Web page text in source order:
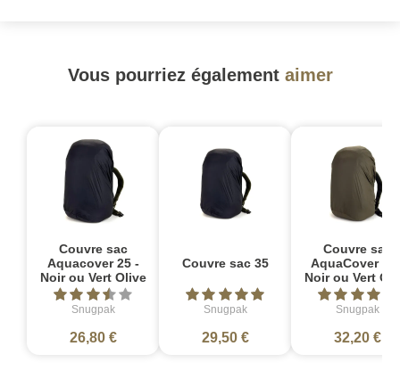
Vous pourriez également aimer
Couvre sac
Aquacover 25 -
Noir ou Vert Olive
Snugpak
26,80 €
Couvre sac 35
Snugpak
29,50 €
Couvre sac
AquaCover 45
Noir ou Vert
Snugpak
32,20 €